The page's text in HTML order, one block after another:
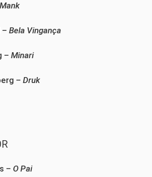
Mank
– Bela Vingança
– Minari
– Druk
– O Pai